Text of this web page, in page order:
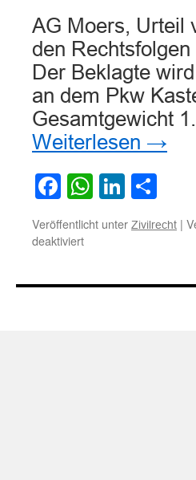
AG Moers, Urteil
den
Der Beklagte
an dem Pkw
Gesamtgewicht
Weiterlesen →
Facebook
WhatsApp
Veröffentlicht unter Zivilrecht |
deaktiviertfür
Rechtsfolgen